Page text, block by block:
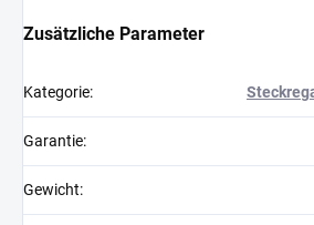
Zusätzliche Parameter
Kategorie:
Garantie:
Gewicht: